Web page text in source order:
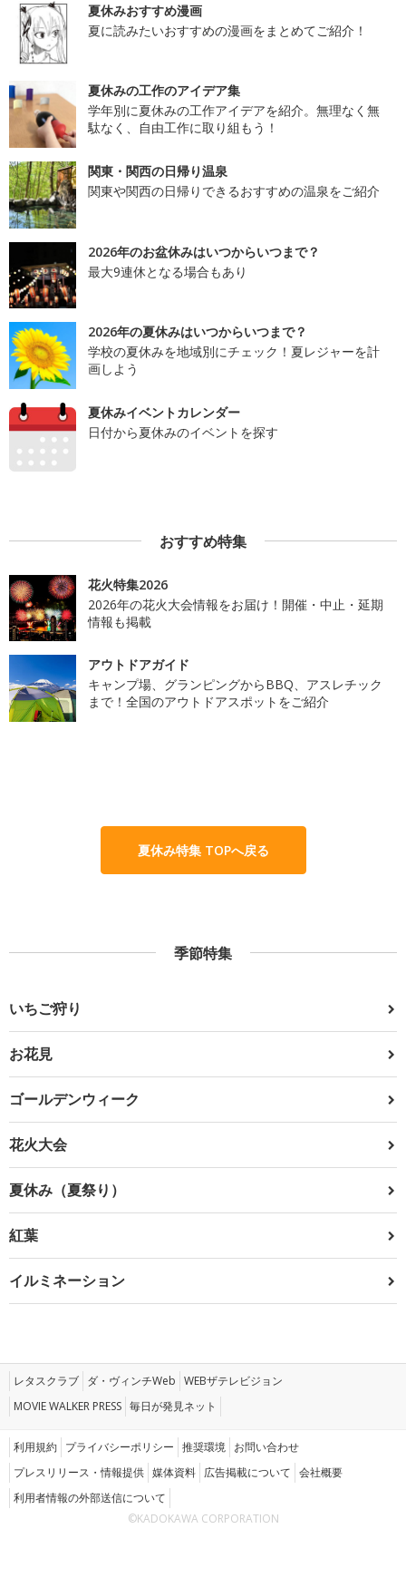
夏休みおすすめ漫画
夏に読みたいおすすめの漫画をまとめてご紹介！
夏休みの工作のアイデア集
学年別に夏休みの工作アイデアを紹介。無理なく無
駄なく、自由工作に取り組もう！
関東・関西の日帰り温泉
関東や関西の日帰りできるおすすめの温泉をご紹介
2026年のお盆休みはいつからいつまで？
最大9連休となる場合もあり
2026年の夏休みはいつからいつまで？
学校の夏休みを地域別にチェック！夏レジャーを計
画しよう
夏休みイベントカレンダー
日付から夏休みのイベントを探す
おすすめ特集
花火特集2026
2026年の花火大会情報をお届け！開催・中止・延期
情報も掲載
アウトドアガイド
キャンプ場、グランピングからBBQ、アスレチック
まで！全国のアウトドアスポットをご紹介
夏休み特集 TOPへ戻る
季節特集
いちご狩り
お花見
ゴールデンウィーク
花火大会
夏休み（夏祭り）
紅葉
イルミネーション
レタスクラブ ダ・ヴィンチWeb WEBザテレビジョン
MOVIE WALKER PRESS 毎日が発見ネット
利用規約 プライバシーポリシー 推奨環境 お問い合わせ
プレスリリース・情報提供 媒体資料 広告掲載について 会社概要
利用者情報の外部送信について
©KADOKAWA CORPORATION